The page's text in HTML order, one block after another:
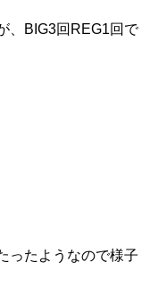
、BIG3回REG1回で
ったようなので様子